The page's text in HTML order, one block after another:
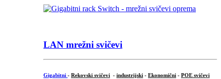
LAN mrežni svičevi
Gigabitni - Rekovski svičevi - industrijski - Ekonomični - POE svičevi